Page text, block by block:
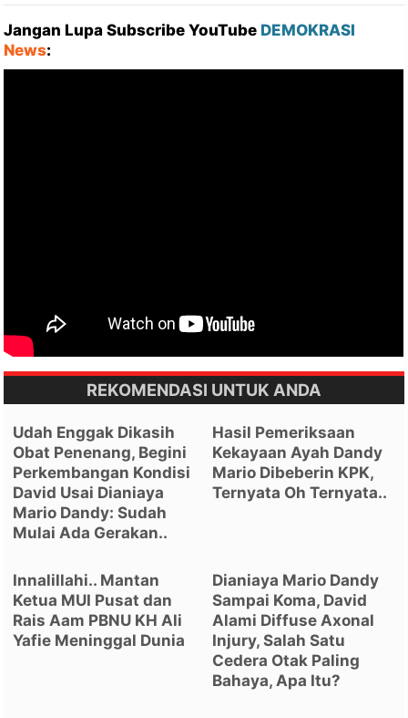
Jangan Lupa Subscribe YouTube DEMOKRASI
News:
REKOMENDASI UNTUK ANDA
Udah Enggak Dikasih
Obat Penenang, Begini
Perkembangan Kondisi
David Usai Dianiaya
Mario Dandy: Sudah
Mulai Ada Gerakan..
Hasil Pemeriksaan
Kekayaan Ayah Dandy
Mario Dibeberin KPK,
Ternyata Oh Ternyata..
Innalillahi.. Mantan
Ketua MUI Pusat dan
Rais Aam PBNU KH Ali
Yafie Meninggal Dunia
Dianiaya Mario Dandy
Sampai Koma, David
Alami Diffuse Axonal
Injury, Salah Satu
Cedera Otak Paling
Bahaya, Apa Itu?